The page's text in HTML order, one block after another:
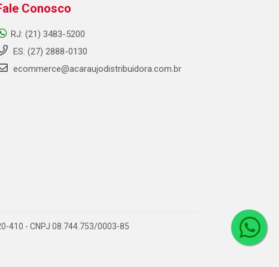
Conosco
RJ: (21) 3483-5200
ES: (27) 2888-0130
ecommerce@acaraujodistribuidora.com.br
410 - CNPJ 08.744.753/0003-85